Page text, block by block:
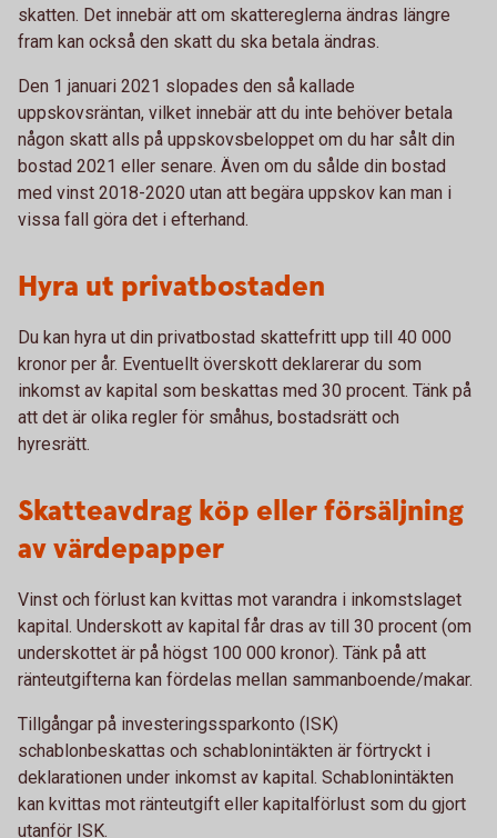
skatten. Det innebär att om skattereglerna ändras längre
fram kan också den skatt du ska betala ändras.
Den 1 januari 2021 slopades den så kallade
uppskovsräntan, vilket innebär att du inte behöver betala
någon skatt alls på uppskovsbeloppet om du har sålt din
bostad 2021 eller senare. Även om du sålde din bostad
med vinst 2018-2020 utan att begära uppskov kan man i
vissa fall göra det i efterhand.
Hyra ut privatbostaden
Du kan hyra ut din privatbostad skattefritt upp till 40 000
kronor per år. Eventuellt överskott deklarerar du som
inkomst av kapital som beskattas med 30 procent. Tänk på
att det är olika regler för småhus, bostadsrätt och
hyresrätt.
Skatteavdrag köp eller försäljning
av värdepapper
Vinst och förlust kan kvittas mot varandra i inkomstslaget
kapital. Underskott av kapital får dras av till 30 procent (om
underskottet är på högst 100 000 kronor). Tänk på att
ränteutgifterna kan fördelas mellan sammanboende/makar.
Tillgångar på investeringssparkonto (ISK)
schablonbeskattas och schablonintäkten är förtryckt i
deklarationen under inkomst av kapital. Schablonintäkten
kan kvittas mot ränteutgift eller kapitalförlust som du gjort
utanför ISK.